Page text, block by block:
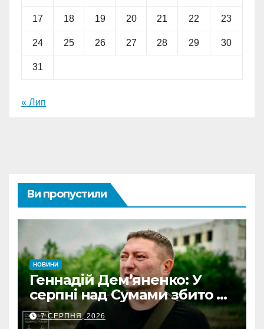
17 18 19 20 21 22 23
24 25 26 27 28 29 30
31
« Лип
Ви пропустили
НОВИНИ
Геннадій Дем’яненко: У
серпні над Сумами збито 6
КАБів
7 СЕРПНЯ, 2026